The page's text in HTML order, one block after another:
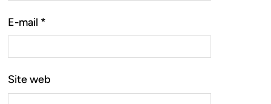
E-mail *
Site web